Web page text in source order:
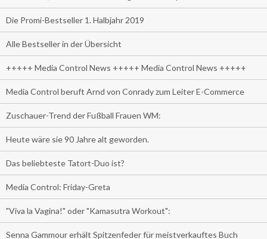
Die Promi-Bestseller 1. Halbjahr 2019
Alle Bestseller in der Übersicht
+++++ Media Control News +++++ Media Control News +++++
Media Control beruft Arnd von Conrady zum Leiter E-Commerce
Zuschauer-Trend der Fußball Frauen WM:
Heute wäre sie 90 Jahre alt geworden.
Das beliebteste Tatort-Duo ist?
Media Control: Friday-Greta
"Viva la Vagina!" oder "Kamasutra Workout":
Senna Gammour erhält Spitzenfeder für meistverkauftes Buch